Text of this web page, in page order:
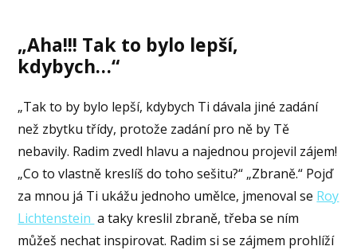
„Aha!!! Tak to bylo lepší,
kdybych…“
„Tak to by bylo lepší, kdybych Ti dávala jiné zadání
než zbytku třídy, protože zadání pro ně by Tě
nebavily. Radim zvedl hlavu a najednou projevil zájem!
„Co to vlastně kreslíš do toho sešitu?“ „Zbraně.“ Pojď
za mnou já Ti ukážu jednoho umělce, jmenoval se Roy
Lichtenstein a taky kreslil zbraně, třeba se ním
můžeš nechat inspirovat. Radim si se zájmem prohlíží